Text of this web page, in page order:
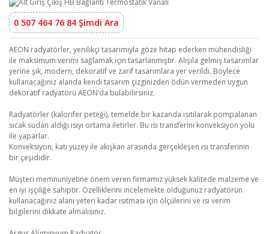
0 507 464 76 84 Şimdi Ara
AEON radyatörler, yenilikçi tasarımıyla göze hitap ederken mühendisliği
ile maksimum verimi sağlamak için tasarlanmıştır. Alışıla gelmiş tasarımlar
yerine şık, modern, dekoratif ve zarif tasarımlara yer verildi. Böylece
kullanacağınız alanda kendi tasarım çizginizden ödün vermeden uygun
dekoratif radyatörü AEON’da bulabilirsiniz.
Radyatörler (kalorifer peteği), temelde bir kazanda ısıtılarak pompalanan
sıcak sudan aldığı ısıyı ortama iletirler. Bu ısı transferini konveksiyon yolu
ile yaparlar.
Konveksiyon, katı yüzey ile akışkan arasında gerçekleşen ısı transferinin
bir çeşididir.
Müşteri memnuniyetine önem veren firmamız yüksek kalitede malzeme ve
en iyi işçiliğe sahiptir. Özelliklerini incelemekte olduğunuz radyatörün
kullanacağınız alanı yeteri kadar ısıtması için ölçülerini ve ısı verim
bilgilerini dikkate almalısınız.